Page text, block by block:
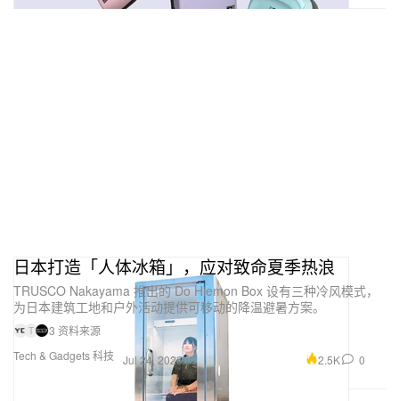
Tech & Gadgets 科技
日本打造「人体冰箱」，应对致命夏季热浪
TRUSCO Nakayama 推出的 Do Hiemon Box 设有三种冷风模式，
为日本建筑工地和户外活动提供可移动的降温避暑方案。
T
3 资料来源
Jul 24, 2026
2.5K 0